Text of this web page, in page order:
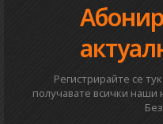
Регистрирайте се
получавате всички